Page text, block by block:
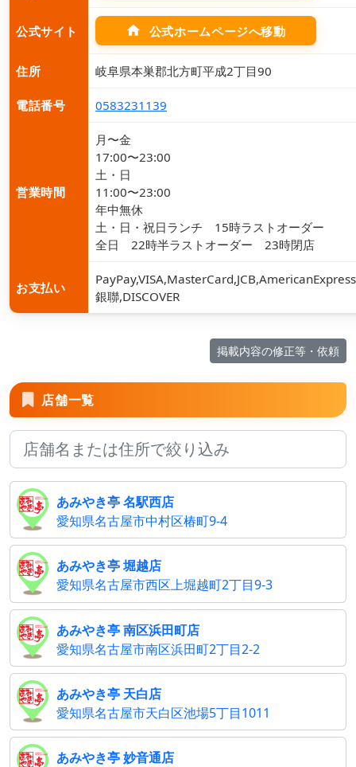
公式サイト home 公式ホームページへ移動
住所 岐阜県本巣郡北方町平成2丁目90
電話番号 0583231139
営業時間
月〜金
17:00〜23:00
土・日
11:00〜23:00
年中無休
土・日・祝日ランチ 15時ラストオーダー
全日 22時半ラストオーダー 23時閉店
お支払い
銀聯,DISCOVER
掲載内容の修正等・依頼
店舗一覧
あみやき亭 名駅西店
愛知県名古屋市中村区椿町9-4
あみやき亭 堀越店
愛知県名古屋市西区上堀越町2丁目9-3
あみやき亭 南区浜田町店
愛知県名古屋市南区浜田町2丁目2-2
あみやき亭 天白店
愛知県名古屋市天白区池場5丁目1011
あみやき亭 妙音通店